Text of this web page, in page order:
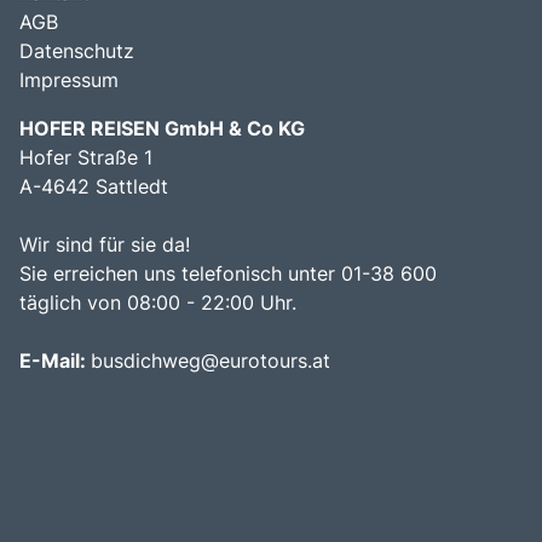
AGB
Datenschutz
Impressum
HOFER REISEN GmbH & Co KG
Hofer Straße 1
A-4642 Sattledt
Wir sind für sie da!
Sie erreichen uns telefonisch unter 01-38 600
täglich von 08:00 - 22:00 Uhr.
E-Mail: busdichweg@eurotours.at